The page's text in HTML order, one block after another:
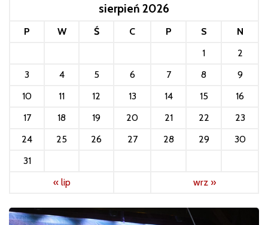
sierpień 2026
P W Ś C P S
N
1
2
3
4 5 6 7 8
9
10
11 12 13 14 15
16
17
18 19 20 21 22
23
24
25 26 27 28 29
30
31
« lip
wrz »